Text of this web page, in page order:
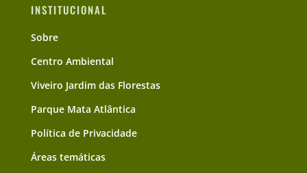
INSTITUCIONAL
Sobre
Centro Ambiental
Viveiro Jardim das Florestas
Parque Mata Atlântica
Política de Privacidade
Áreas temáticas